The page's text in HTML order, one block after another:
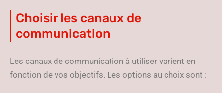
Choisir les canaux de
communication
Les canaux de communication à utiliser varient en
fonction de vos objectifs. Les options au choix sont :